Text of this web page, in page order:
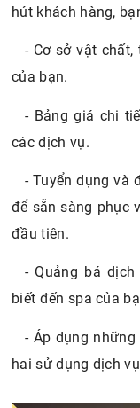
hút khách hàng,
- Cơ sở vật
của bạn.
- Bảng giá chi
các dịch vụ.
- Tuyển dụng và
để sẵn sàng phục
đầu tiên.
- Quảng bá
biết đến spa của
- Áp dụng
hai sử dụng dịch